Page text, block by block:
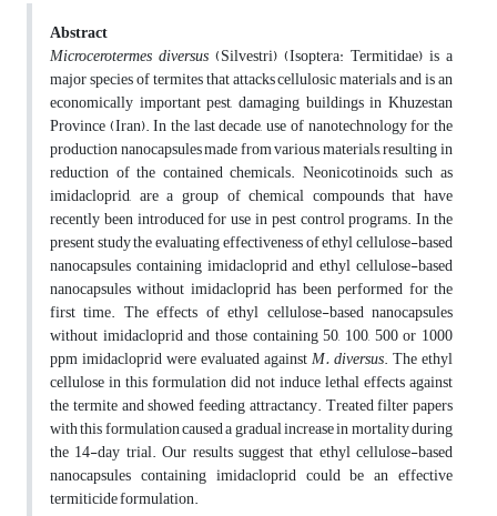
Abstract
Microcerotermes diversus (Silvestri) (Isoptera: Termitidae) is a
major species of termites that attacks cellulosic materials and is an
economically important pest, damaging buildings in Khuzestan
Province (Iran). In the last decade, use of nanotechnology for the
production nanocapsules made ​​from various materials, resulting in
reduction of the contained chemicals. Neonicotinoids, such as
imidacloprid, are a group of chemical compounds that have
recently been introduced for use in pest control programs. In the
present study the evaluating effectiveness of ethyl cellulose-based
nanocapsules containing imidacloprid and ethyl cellulose-based
nanocapsules without imidacloprid has been performed for the
first time. The effects of ethyl cellulose-based nanocapsules
without imidacloprid and those containing 50, 100, 500 or 1000
ppm imidacloprid were evaluated againstM. diversus. The ethyl
cellulose in this formulation did not induce lethal effects against
the termite and showed feeding attractancy. Treated filter papers
with this formulation caused a gradual increase in mortality during
the 14-day trial. Our results suggest that ethyl cellulose-based
nanocapsules containing imidacloprid could be an effective
termiticide formulation.